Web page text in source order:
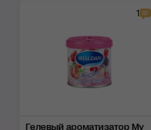
1
Гелевый ароматизатор My